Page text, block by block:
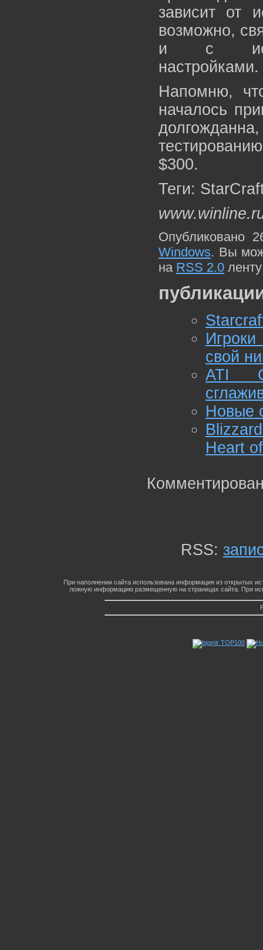
зависит от
возможно,
и с
настройками.
Напомню,
началось
$300.
Теги:
Опубликовано
Windows. Вы
на RSS 2.0
свой
ATI
Новые
Heart
RSS:
При наполнении сайта использована информация из открытых
ложную информацию размещенную на страницах сайта. При